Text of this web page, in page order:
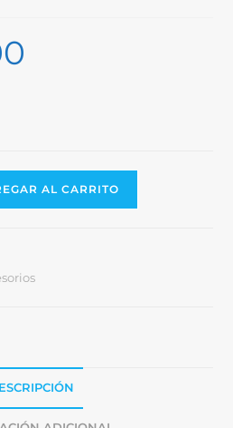
AL CARRITO